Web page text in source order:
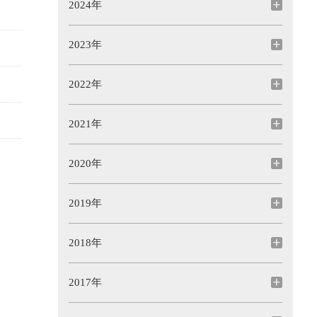
2024年
2023年
2022年
2021年
2020年
2019年
2018年
2017年